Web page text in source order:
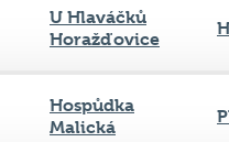
U Hlaváčků
Horažďovice
Hospůdka
Malická